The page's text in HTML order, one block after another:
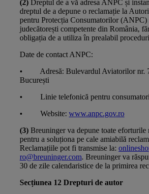
(2) Dreptul de a vă adresa ANPC și
dreptul de a depune o reclamație la
pentru Protecția Consumatorilor (ANPC)
judecătorești competente din România,
obligația de a utiliza în prealabil
Date de contact ANPC:
• Adresă: Bulevardul Aviatorilor nr.
București
• Linie telefonică pentru
• Website: www.anpc.gov.ro
(3) Breuninger va depune toate eforturile
pentru a soluționa pe cale amiabilă
Reclamațiile pot fi transmise la:
ro@breuninger.com. Breuninger va
30 de zile calendaristice de la primirea
Secțiunea 12 Drepturi de autor